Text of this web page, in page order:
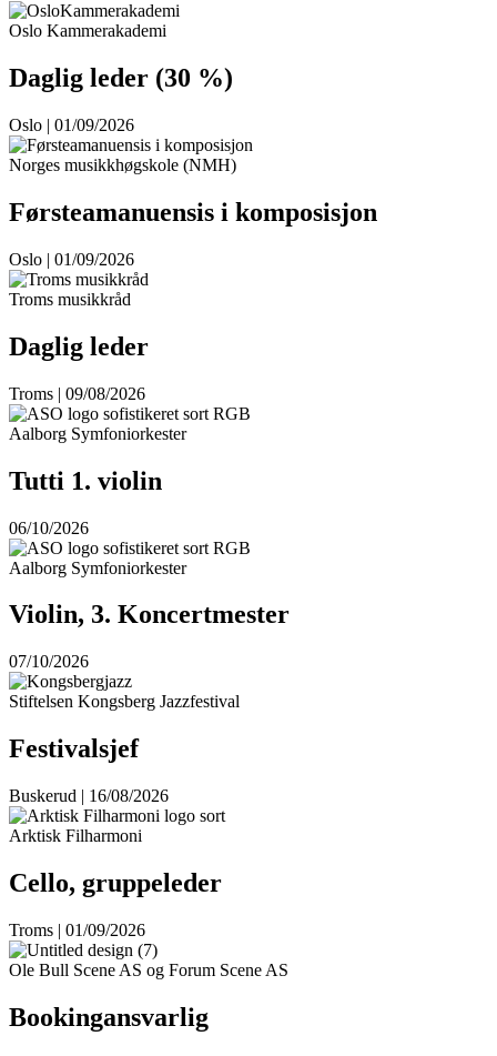
Oslo Kammerakademi
Daglig leder (30 %)
Oslo | 01/09/2026
Norges musikkhøgskole (NMH)
Førsteamanuensis i komposisjon
Oslo | 01/09/2026
Troms musikkråd
Daglig leder
Troms | 09/08/2026
Aalborg Symfoniorkester
Tutti 1. violin
06/10/2026
Aalborg Symfoniorkester
Violin, 3. Koncertmester
07/10/2026
Stiftelsen Kongsberg Jazzfestival
Festivalsjef
Buskerud | 16/08/2026
Arktisk Filharmoni
Cello, gruppeleder
Troms | 01/09/2026
Ole Bull Scene AS og Forum Scene AS
Bookingansvarlig